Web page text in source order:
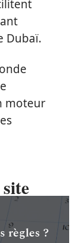
Dubaï.
moteur
règles ?